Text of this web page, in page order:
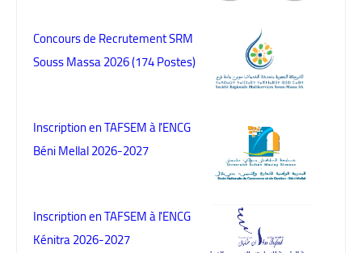
Concours de Recrutement SRM
Souss Massa 2026 (174 Postes)
Inscription en TAFSEM à l'ENCG
Béni Mellal 2026-2027
Inscription en TAFSEM à l'ENCG
Kénitra 2026-2027